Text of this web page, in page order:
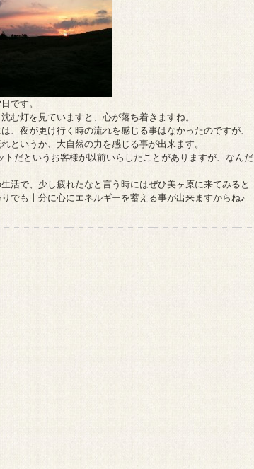
です。
む灯を見ていますと、心が落ち着きますね。
、夜が更け行く時の流れを感じる事はなかったのですが、
というか、大自然の力を感じる事が出来ます。
トだというお客様が以前いらしたことがありますが、なんだ
活で、少し疲れたなと言う時にはぜひ美ヶ原に来てみると
でも十分に心にエネルギーを蓄える事が出来ますからね♪